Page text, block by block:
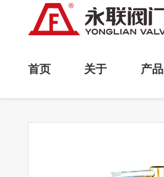
首页 关于 产品